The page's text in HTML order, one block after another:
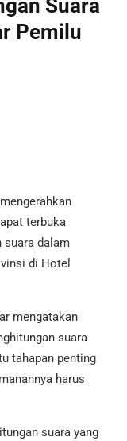
Suara
Pemilu
terbuka
suara dalam
di Hotel
mengatakan
suara
tahapan penting
harus
suara yang